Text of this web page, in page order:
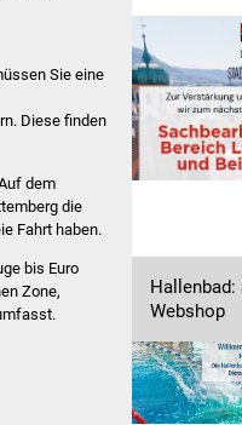
Sie eine
Diese finden
dem
die
Fahrt haben.
bis Euro
Zone,
Webshop